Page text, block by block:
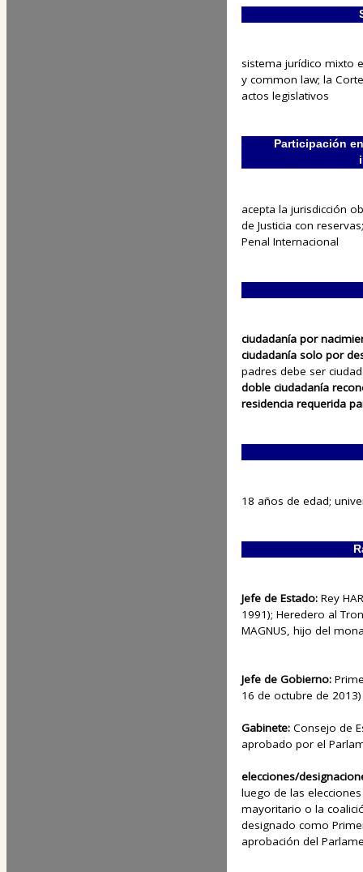
sistema jurídico mixto
y common law; la
actos legislativos
Participación
acepta la jurisdicción
de Justicia con
Penal Internacional
ciudadanía por
ciudadanía solo por
padres debe ser
doble ciudadanía
residencia requerida
18 años de edad;
Jefe de Estado: Rey
1991); Heredero al
MAGNUS, hijo del
Jefe de Gobierno:
16 de octubre de 2013)
Gabinete: Consejo de
aprobado por el
elecciones/
luego de las
mayoritario o la
designado como
aprobación del